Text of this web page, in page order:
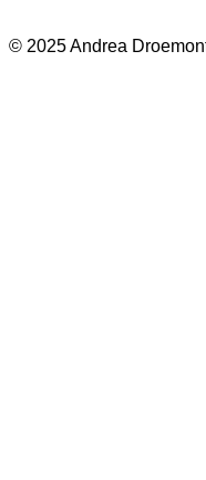
© 2025 Andrea